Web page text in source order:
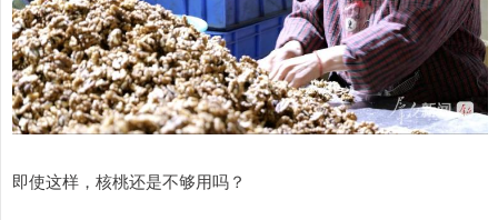
即使这样，核桃还是不够用吗？